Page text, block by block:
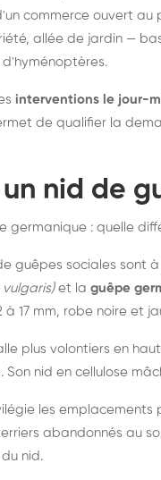
commerce ouvert
allée de jardin —
interventions le jour-
de qualifier la
nid de
germanique : quelle
guêpes sociales
vulgaris)et la guêpe
à 17 mm, robe noire et
plus volontiers en
Son nid en cellulose
les emplacements
abandonnés au
nid.